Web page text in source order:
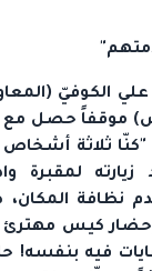
علي الكوفيّ
موقفاً حصل مع
ثلاثة أشخاص
لمقبرة
نظافة
كيس مهترئ
فيه بنفسه!